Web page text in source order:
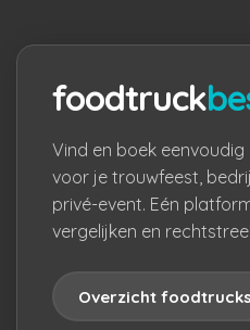
foodtruck
Vind en boek
voor je trouwfeest,
privé-event. Eén
vergelijken en
Overzicht foodtrucks